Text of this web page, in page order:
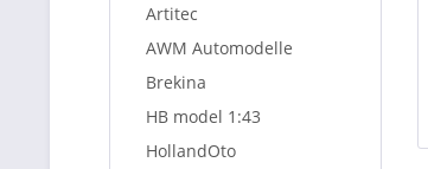
Artitec
AWM Automodelle
Brekina
HB model 1:43
HollandOto